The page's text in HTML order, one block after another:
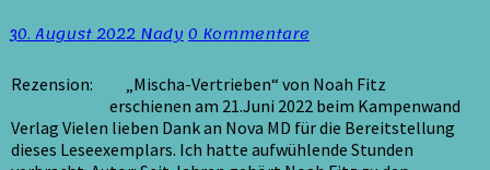
Fitz
Rezension
30. August 2022NadyKommentare
0 Kommentare
Rezension: „Mischa-Vertrieben“ von Noah Fitz
erschienen am 21.Juni 2022 beim Kampenwand
Verlag Vielen lieben Dank an Nova MD für die Bereitstellung
dieses Leseexemplars. Ich hatte aufwühlende Stunden